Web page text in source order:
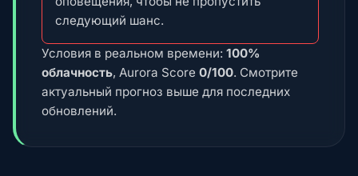
следующий шанс.
Условия в реальном времени: 100%
облачность, Aurora Score 0/100. Смотрите
актуальный прогноз выше для последних
обновлений.